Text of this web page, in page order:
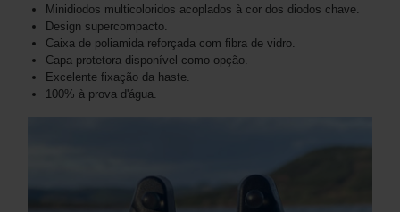
Minidiodos multicoloridos acoplados à cor dos diodos chave.
Design supercompacto.
Caixa de poliamida reforçada com fibra de vidro.
Capa protetora disponível como opção.
Excelente fixação da haste.
100% à prova d'água.